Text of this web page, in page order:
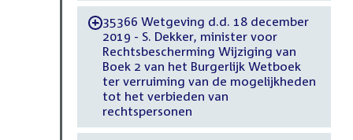
-35366 Wetgeving d.d. 18 december
2019 - S. Dekker, minister voor
Rechtsbescherming Wijziging van
Boek 2 van het Burgerlijk Wetboek
ter verruiming van de mogelijkheden
tot het verbieden van
rechtspersonen